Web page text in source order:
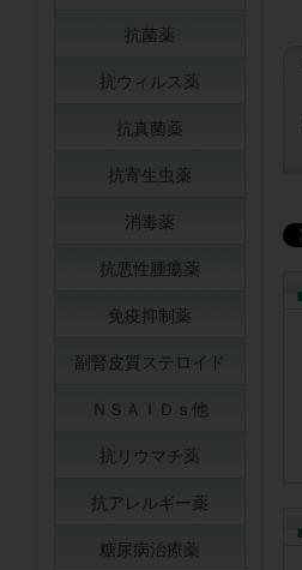
抗菌薬
抗ウィルス薬
抗真菌薬
抗寄生虫薬
消毒薬
抗悪性腫瘍薬
免疫抑制薬
副腎皮質ステロイド
ＮＳＡＩＤｓ他
抗リウマチ薬
抗アレルギー薬
糖尿病治療薬